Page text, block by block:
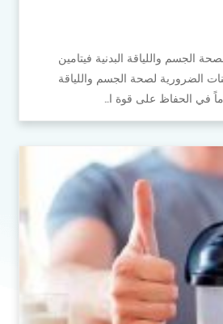
الجسم واللياقة البدنية فيتامين
الضرورية لصحة الجسم واللياقة
في الحفاظ على قوة ا…